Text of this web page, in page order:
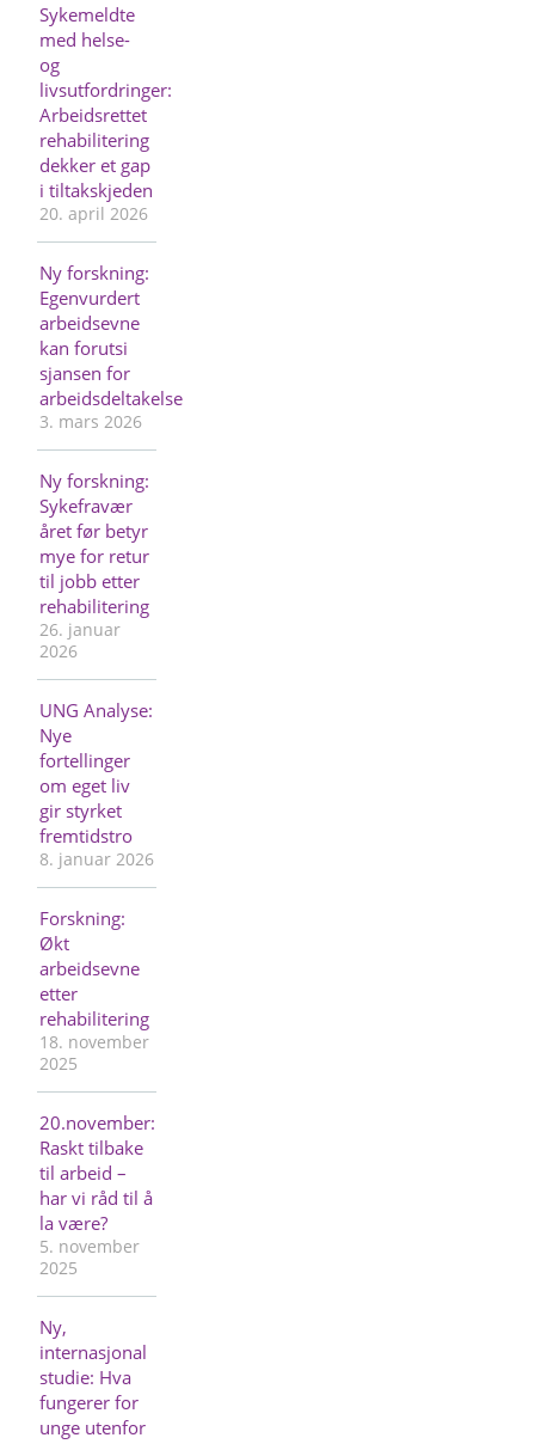
Sykemeldte
med helse-
og
livsutfordringer:
Arbeidsrettet
rehabilitering
dekker et gap
i tiltakskjeden
20. april 2026
Ny forskning:
Egenvurdert
arbeidsevne
kan forutsi
sjansen for
arbeidsdeltakelse
3. mars 2026
Ny forskning:
Sykefravær
året før betyr
mye for retur
til jobb etter
rehabilitering
26. januar
2026
UNG Analyse:
Nye
fortellinger
om eget liv
gir styrket
fremtidstro
8. januar 2026
Forskning:
Økt
arbeidsevne
etter
rehabilitering
18. november
2025
20.november:
Raskt tilbake
til arbeid –
har vi råd til å
la være?
5. november
2025
Ny,
internasjonal
studie: Hva
fungerer for
unge utenfor